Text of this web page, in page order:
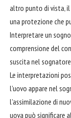
altro punto di vista, il
una protezione che
Interpretare un
comprensione del
suscita nel
Le interpretazioni
l’uovo appare nel
l’assimilazione di
uova può significare